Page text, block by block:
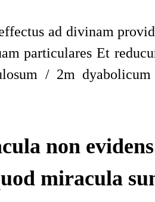
ad divinam
particulares Et
/2m
non
miracula